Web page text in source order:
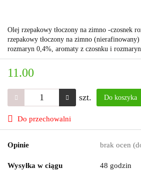
Olej rzepakowy tłoczony na zimno -czosnek
rzepakowy tłoczony na zimno (nierafinowany)
rozmaryn 0,4%, aromaty z czosnku i
11.00
szt. Do koszyka
Do przechowalni
Opinie brak ocen
Wysyłka w ciągu 48 godzin